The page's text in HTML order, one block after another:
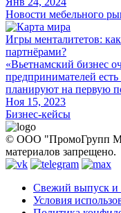
Новости мебельного
Игры менталитетов:
партнёрами?
«Вьетнамский бизнес
предпринимателей
планируют на первую
Ноя 15, 2023
Бизнес-кейсы
© ООО "ПромоГрупп
материалов запрещено.
Свежий выпуск и
Условия